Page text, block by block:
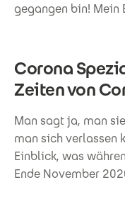
gegangen bin! Mein
Corona
Zeiten von
Man sagt ja, man
man sich verlassen
Einblick, was
Ende November